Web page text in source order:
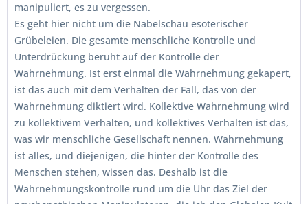
manipuliert, es zu vergessen.
Es geht hier nicht um die Nabelschau esoterischer
Grübeleien. Die gesamte menschliche Kontrolle und
Unterdrückung beruht auf der Kontrolle der
Wahrnehmung. Ist erst einmal die Wahrnehmung gekapert,
ist das auch mit dem Verhalten der Fall, das von der
Wahrnehmung diktiert wird. Kollektive Wahrnehmung wird
zu kollektivem Verhalten, und kollektives Verhalten ist das,
was wir menschliche Gesellschaft nennen. Wahrnehmung
ist alles, und diejenigen, die hinter der Kontrolle des
Menschen stehen, wissen das. Deshalb ist die
Wahrnehmungskontrolle rund um die Uhr das Ziel der